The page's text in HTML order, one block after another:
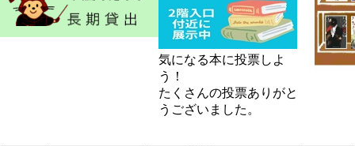
気になる本に投票しよ
う！
たくさんの投票ありがと
うございました。